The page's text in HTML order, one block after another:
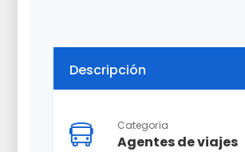
Descripción
Categoría
Agentes de viajes